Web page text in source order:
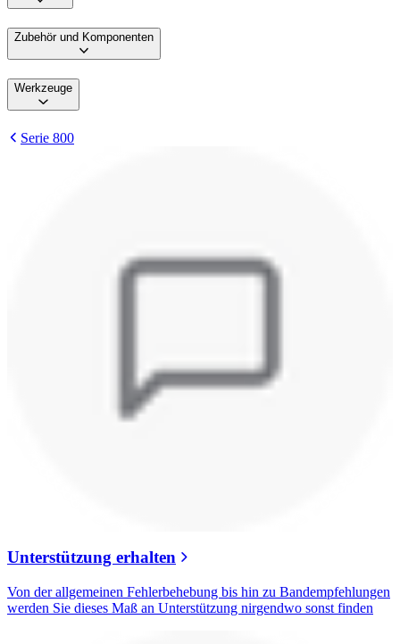
Zubehör und Komponenten
Werkzeuge
Serie 800
Unterstützung erhalten
Von der allgemeinen Fehlerbehebung bis hin zu Bandempfehlungen
werden Sie dieses Maß an Unterstützung nirgendwo sonst finden